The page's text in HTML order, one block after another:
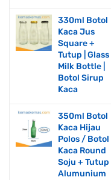
330ml Botol
Kaca Jus
Square +
Tutup | Glass
Milk Bottle |
Botol Sirup
Kaca
350ml Botol
Kaca Hijau
Polos / Botol
Kaca Round
Soju + Tutup
Alumunium